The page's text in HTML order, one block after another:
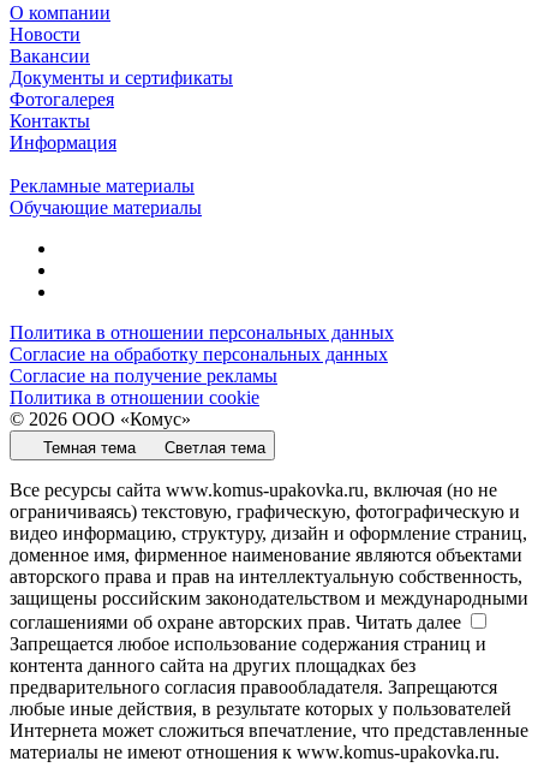
О компании
Новости
Вакансии
Документы и сертификаты
Фотогалерея
Контакты
Информация
Рекламные материалы
Обучающие материалы
Политика в отношении персональных данных
Согласие на обработку персональных данных
Согласие на получение рекламы
Политика в отношении cookie
© 2026 ООО «Комус»
Темная тема Светлая тема
Все ресурсы сайта www.komus-upakovka.ru, включая (но не
ограничиваясь) текстовую, графическую, фотографическую и
видео информацию, структуру, дизайн и оформление страниц,
доменное имя, фирменное наименование являются объектами
авторского права и прав на интеллектуальную собственность,
защищены российским законодательством и международными
соглашениями об охране авторских прав. Читать далее
Запрещается любое использование содержания страниц и
контента данного сайта на других площадках без
предварительного согласия правообладателя. Запрещаются
любые иные действия, в результате которых у пользователей
Интернета может сложиться впечатление, что представленные
материалы не имеют отношения к www.komus-upakovka.ru.